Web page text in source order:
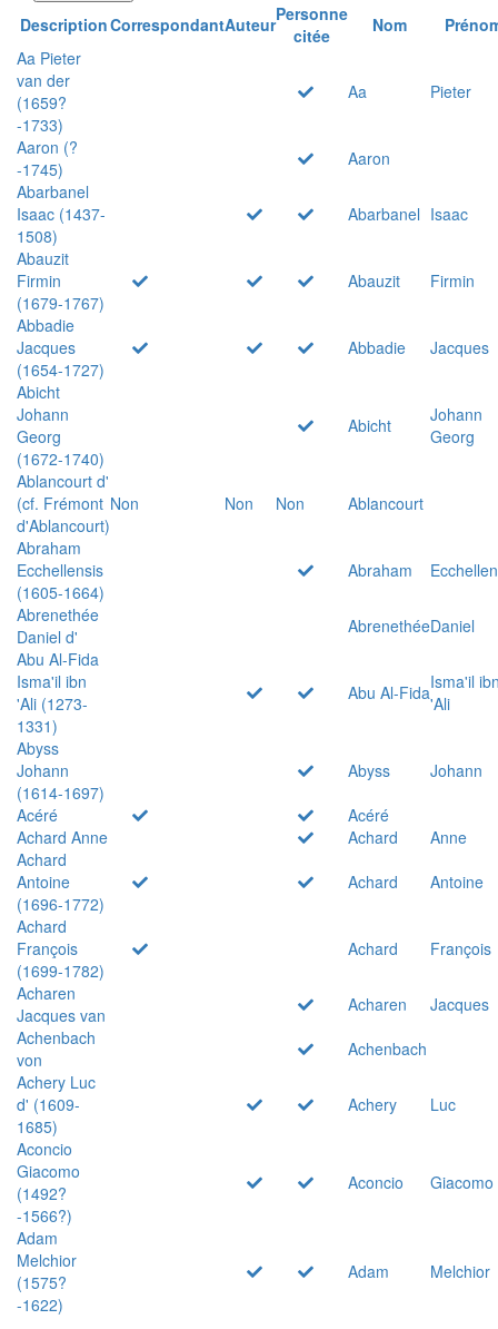
DescriptionCorrespondantAuteurPersonne
citée
Nom
Aa Pieter
van der
(1659?
-1733)
Aa Pieter
Aaron (?
-1745)
Aaron
Abarbanel
Isaac (1437-
1508)
Abarbanel Isaac
Abauzit
Firmin
(1679-1767)
Abauzit
Firmin
Abbadie
Jacques
(1654-1727)
Abbadie
Jacques
Abicht
Johann
Georg
(1672-1740)
Abicht
Johann
Georg
Ablancourt d'
(cf. Frémont
d'Ablancourt)
Non Non Non
Ablancourt
Abraham
Ecchellensis
(1605-1664)
Abraham
Abrenethée
Daniel d'
AbrenethéeDaniel
Abu Al-Fida
Isma'il ibn
'Ali (1273-
1331)
Abu Al-FidaIsma'il
'Ali
Abyss
Johann
(1614-1697)
Abyss
Johann
Acéré
Acéré
Achard Anne
Achard
Anne
Achard
Antoine
(1696-1772)
Achard
Antoine
Achard
François
(1699-1782)
Achard
François
Acharen
Jacques van
Acharen
Jacques
Achenbach
von
Achenbach
Achery Luc
d' (1609-
1685)
Achery
Luc
Aconcio
Giacomo
(1492?
-1566?)
Aconcio Giacomo
Adam
Melchior
(1575?
-1622)
Adam Melchior